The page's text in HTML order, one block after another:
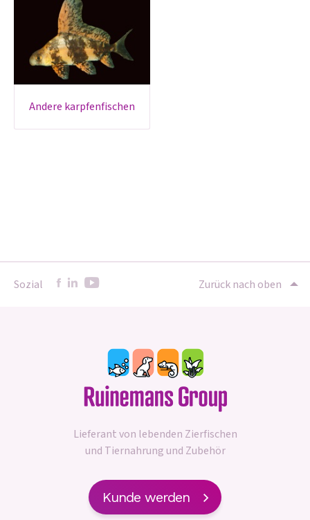
andere karpfenfischen
Sozial Zurück nach oben
Lieferant von lebenden Zierfischen
und Tiernahrung und Zubehör
Kunde werden